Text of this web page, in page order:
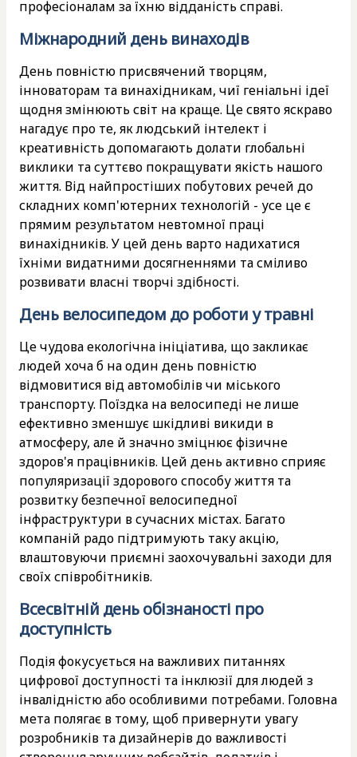
професіоналам за їхню відданість справі.
Міжнародний день винаходів
День повністю присвячений творцям,
інноваторам та винахідникам, чиї геніальні ідеї
щодня змінюють світ на краще. Це свято яскраво
нагадує про те, як людський інтелект і
креативність допомагають долати глобальні
виклики та суттєво покращувати якість нашого
життя. Від найпростіших побутових речей до
складних комп'ютерних технологій - усе це є
прямим результатом невтомної праці
винахідників. У цей день варто надихатися
їхніми видатними досягненнями та сміливо
розвивати власні творчі здібності.
День велосипедом до роботи у травні
Це чудова екологічна ініціатива, що закликає
людей хоча б на один день повністю
відмовитися від автомобілів чи міського
транспорту. Поїздка на велосипеді не лише
ефективно зменшує шкідливі викиди в
атмосферу, але й значно зміцнює фізичне
здоров'я працівників. Цей день активно сприяє
популяризації здорового способу життя та
розвитку безпечної велосипедної
інфраструктури в сучасних містах. Багато
компаній радо підтримують таку акцію,
влаштовуючи приємні заохочувальні заходи для
своїх співробітників.
Всесвітній день обізнаності про
доступність
Подія фокусується на важливих питаннях
цифрової доступності та інклюзії для людей з
інвалідністю або особливими потребами. Головна
мета полягає в тому, щоб привернути увагу
розробників та дизайнерів до важливості